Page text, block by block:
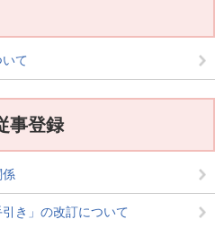
て
事登録
係
引き」の改訂について